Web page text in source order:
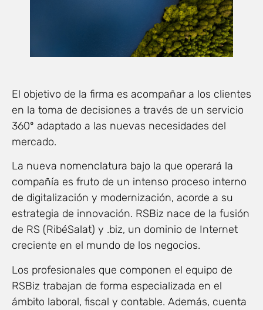
El objetivo de la firma es acompañar a los clientes
en la toma de decisiones a través de un servicio
360º adaptado a las nuevas necesidades del
mercado.
La nueva nomenclatura bajo la que operará la
compañía es fruto de un intenso proceso interno
de digitalización y modernización, acorde a su
estrategia de innovación. RSBiz nace de la fusión
de RS (RibéSalat) y .biz, un dominio de Internet
creciente en el mundo de los negocios.
Los profesionales que componen el equipo de
RSBiz trabajan de forma especializada en el
ámbito laboral, fiscal y contable. Además, cuenta